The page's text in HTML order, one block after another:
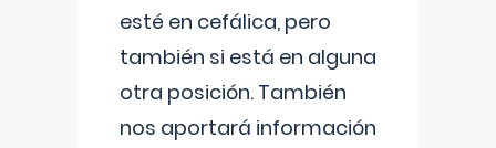
esté en cefálica, pero
también si está en alguna
otra posición. También
nos aportará información